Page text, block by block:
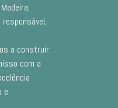
a construir:
com a
e